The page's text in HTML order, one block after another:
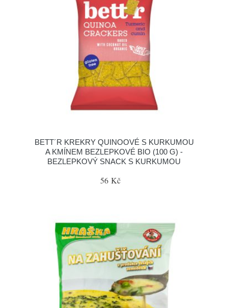
BETT´R KREKRY QUINOOVÉ S KURKUMOU
A KMÍNEM BEZLEPKOVÉ BIO (100 G) -
BEZLEPKOVÝ SNACK S KURKUMOU
56 Kč